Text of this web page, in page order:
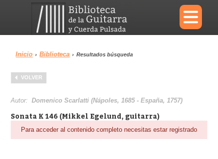
×
Menu
Biblioteca Diccionario
Inicio › Biblioteca › Resultados búsqueda
VOLVER
Autor:Domenico Scarlatti (Nápoles, 1685 - España, 1757)
Sonata K 146 (Mikkel Egelund, guitarra)
Para acceder al contenido completo necesitas estar registrado